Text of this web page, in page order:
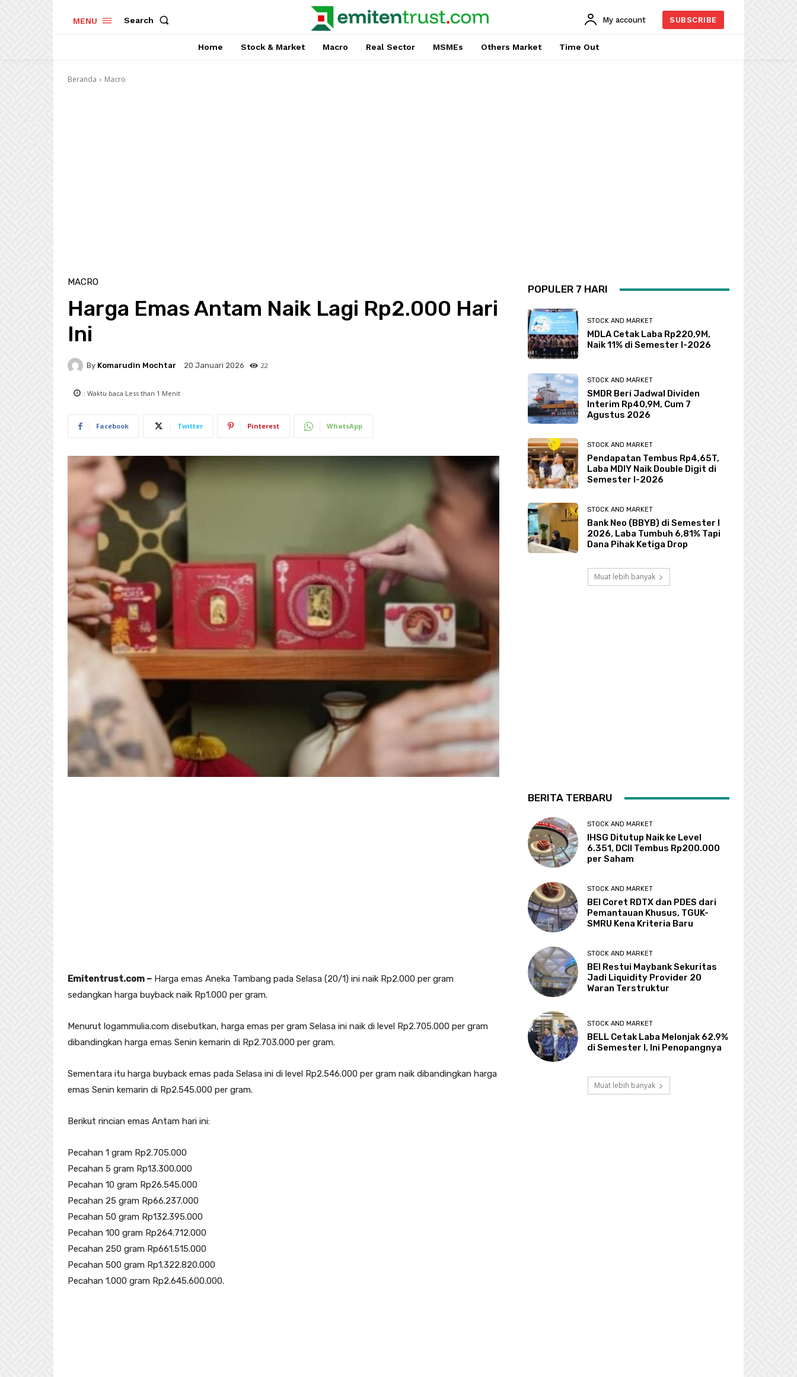
MENU Search My account SUBSCRIBE
Home Stock & Market Macro Real Sector MSMEs Others Market Time Out
Beranda Macro
MACRO
Harga Emas Antam Naik Lagi Rp2.000 Hari
Ini
By Komarudin Mochtar 20 Januari 2026 22
: Waktu baca Less than 1 Menit
Facebook Twitter Pinterest WhatsApp
Emitentrust.com – Harga emas Aneka Tambang pada Selasa (20/1) ini naik Rp2.000 per gram
sedangkan harga buyback naik Rp1.000 per gram.
Menurut logammulia.com disebutkan, harga emas per gram Selasa ini naik di level Rp2.705.000 per gram
dibandingkan harga emas Senin kemarin di Rp2.703.000 per gram.
Sementara itu harga buyback emas pada Selasa ini di level Rp2.546.000 per gram naik dibandingkan harga
emas Senin kemarin di Rp2.545.000 per gram.
Berikut rincian emas Antam hari ini:
Pecahan 1 gram Rp2.705.000
Pecahan 5 gram Rp13.300.000
Pecahan 10 gram Rp26.545.000
Pecahan 25 gram Rp66.237.000
Pecahan 50 gram Rp132.395.000
Pecahan 100 gram Rp264.712.000
Pecahan 250 gram Rp661.515.000
Pecahan 500 gram Rp1.322.820.000
Pecahan 1.000 gram Rp2.645.600.000.
POPULER 7 HARI
STOCK AND MARKET
MDLA Cetak Laba Rp220,9M,
Naik 11% di Semester I-2026
STOCK AND MARKET
SMDR Beri Jadwal Dividen
Interim Rp40,9M, Cum 7
Agustus 2026
STOCK AND MARKET
Pendapatan Tembus Rp4,65T,
Laba MDIY Naik Double Digit di
Semester I-2026
STOCK AND MARKET
Bank Neo (BBYB) di Semester I
2026, Laba Tumbuh 6,81% Tapi
Dana Pihak Ketiga Drop
Muat lebih banyak
BERITA TERBARU
STOCK AND MARKET
IHSG Ditutup Naik ke Level
6.351, DCII Tembus Rp200.000
per Saham
STOCK AND MARKET
BEI Coret RDTX dan PDES dari
Pemantauan Khusus, TGUK-
SMRU Kena Kriteria Baru
STOCK AND MARKET
BEI Restui Maybank Sekuritas
Jadi Liquidity Provider 20
Waran Terstruktur
STOCK AND MARKET
BELL Cetak Laba Melonjak 62.9%
di Semester I, Ini Penopangnya
Muat lebih banyak